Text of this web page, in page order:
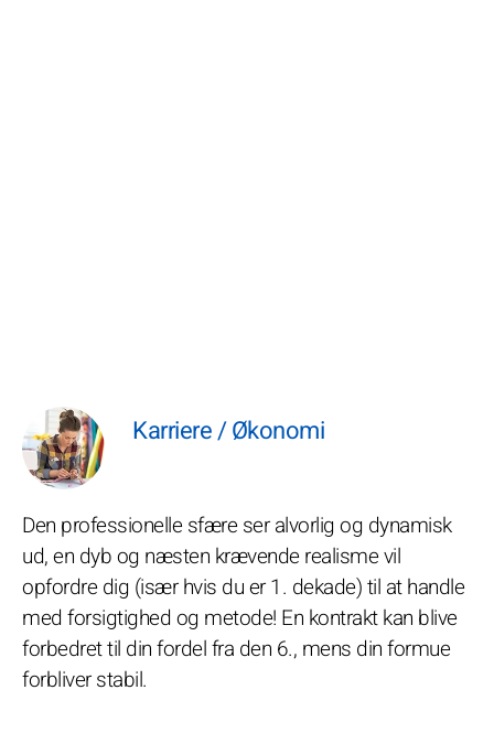
Karriere / Økonomi
Den professionelle sfære ser alvorlig og dynamisk
ud, en dyb og næsten krævende realisme vil
opfordre dig (især hvis du er 1. dekade) til at handle
med forsigtighed og metode! En kontrakt kan blive
forbedret til din fordel fra den 6., mens din formue
forbliver stabil.